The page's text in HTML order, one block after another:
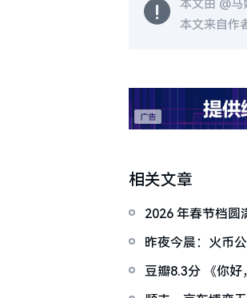
本文由 @马
本文来自作
相关文章
2026 年春节档圆
昨夜今晨：火币
车原价回收非官方
豆瓣8.3分 《你
探3两倍